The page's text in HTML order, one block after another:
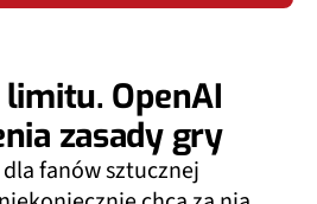
limitu. OpenAI
zasady gry
fanów sztucznej